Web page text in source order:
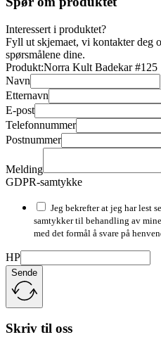
Interessert i produktet?
Fyll ut skjemaet, vi kontakter deg
spørsmålene dine.
Produkt:Norra Kult Badekar #125
Navn
Etternavn
E-post
Telefonnummer
Postnummer
Melding
GDPR-samtykke
Jeg bekrefter at jeg har lest
samtykker til behandling av
med det formål å svare på
HP
Sende
Skriv til oss